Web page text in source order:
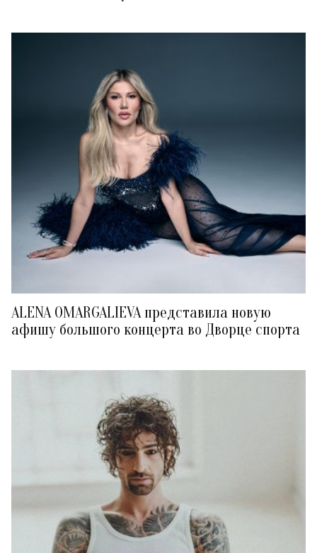
ALENA OMARGALIEVA представила новую
афишу большого концерта во Дворце спорта